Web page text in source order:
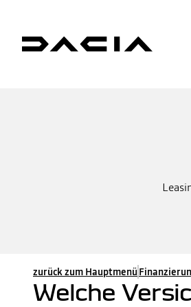
zurück zum Hauptmenü
Welche